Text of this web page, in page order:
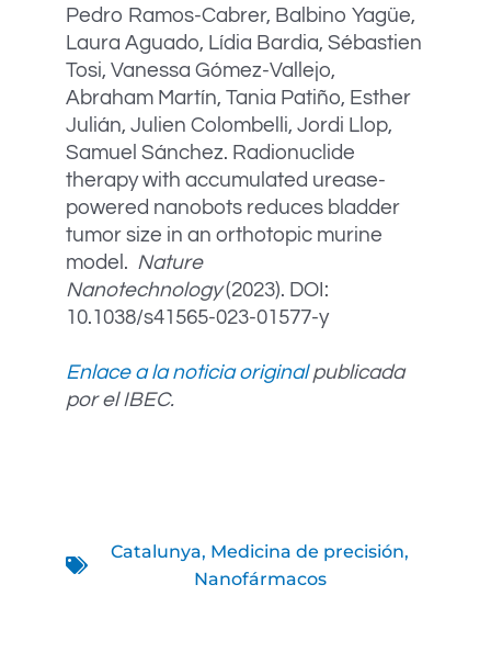
Pedro Ramos-Cabrer, Balbino Yagüe,
Laura Aguado, Lídia Bardia, Sébastien
Tosi, Vanessa Gómez-Vallejo,
Abraham Martín, Tania Patiño, Esther
Julián, Julien Colombelli, Jordi Llop,
Samuel Sánchez. Radionuclide
therapy with accumulated urease-
powered nanobots reduces bladder
tumor size in an orthotopic murine
model. Nature
Nanotechnology(2023). DOI:
10.1038/s41565-023-01577-y
Enlace a la noticia originalpublicada
por el IBEC.
Catalunya, Medicina de precisión,
Nanofármacos